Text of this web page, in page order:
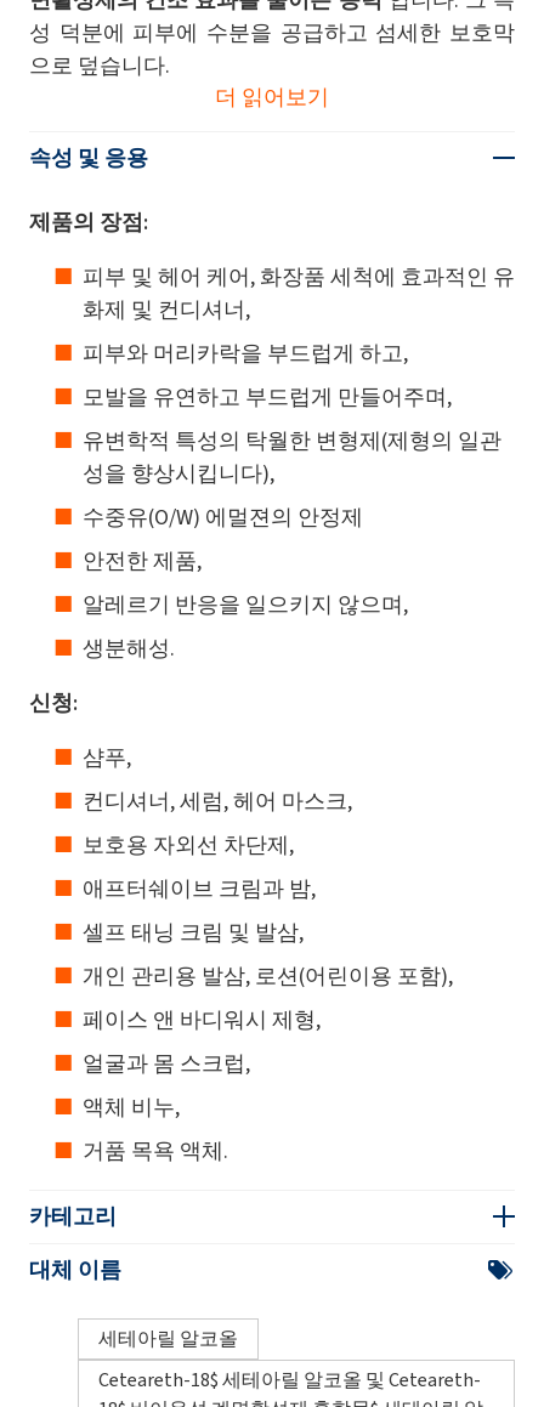
성 덕분에 피부에 수분을 공급하고 섬세한 보호막
으로 덮습니다.
더 읽어보기
속성 및 응용
제품의 장점:
피부 및 헤어 케어, 화장품 세척에 효과적인 유
화제 및 컨디셔너,
피부와 머리카락을 부드럽게 하고,
모발을 유연하고 부드럽게 만들어주며,
유변학적 특성의 탁월한 변형제(제형의 일관
성을 향상시킵니다),
수중유(O/W) 에멀젼의 안정제
안전한 제품,
알레르기 반응을 일으키지 않으며,
생분해성.
신청:
샴푸,
컨디셔너, 세럼, 헤어 마스크,
보호용 자외선 차단제,
애프터쉐이브 크림과 밤,
셀프 태닝 크림 및 발삼,
개인 관리용 발삼, 로션(어린이용 포함),
페이스 앤 바디워시 제형,
얼굴과 몸 스크럽,
액체 비누,
거품 목욕 액체.
카테고리
대체 이름
세테아릴 알코올
Ceteareth-18$ 세테아릴 알코올 및 Ceteareth-